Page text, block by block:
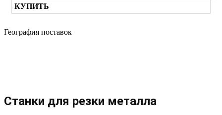
КУПИТЬ
География поставок
Станки для резки металла